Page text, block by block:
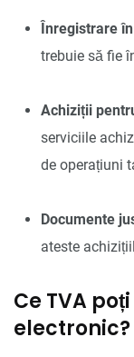
Înregistrare
trebuie să fie
Achiziții
serviciile
de operațiuni
Documente
ateste
Ce TVA
electronic?